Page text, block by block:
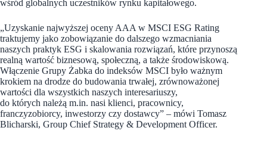
wśród globalnych uczestników rynku kapitałowego.
„Uzyskanie najwyższej oceny AAA w MSCI ESG Rating
traktujemy jako zobowiązanie do dalszego wzmacniania
naszych praktyk ESG i skalowania rozwiązań, które przynoszą
realną wartość biznesową, społeczną, a także środowiskową.
Włączenie Grupy Żabka do indeksów MSCI było ważnym
krokiem na drodze do budowania trwałej, zrównoważonej
wartości dla wszystkich naszych interesariuszy,
do których należą m.in. nasi klienci, pracownicy,
franczyzobiorcy, inwestorzy czy dostawcy” – mówi Tomasz
Blicharski, Group Chief Strategy & Development Officer.